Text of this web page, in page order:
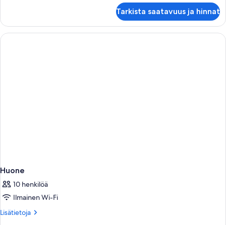
Tarkista saatavuus ja hinnat
Huone
10 henkilöä
Ilmainen Wi-Fi
Lisätietoja
Lisätietoja